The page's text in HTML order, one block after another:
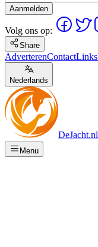
Aanmelden
Volg ons op:
Share
AdverterenContactLinks
Nederlands
DeJacht.nl
Menu